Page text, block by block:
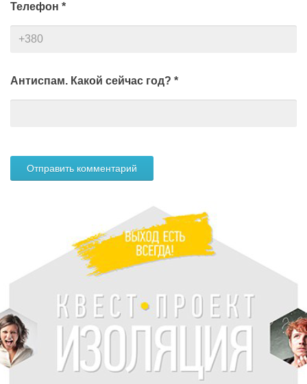
Телефон *
Антиспам. Какой сейчас год? *